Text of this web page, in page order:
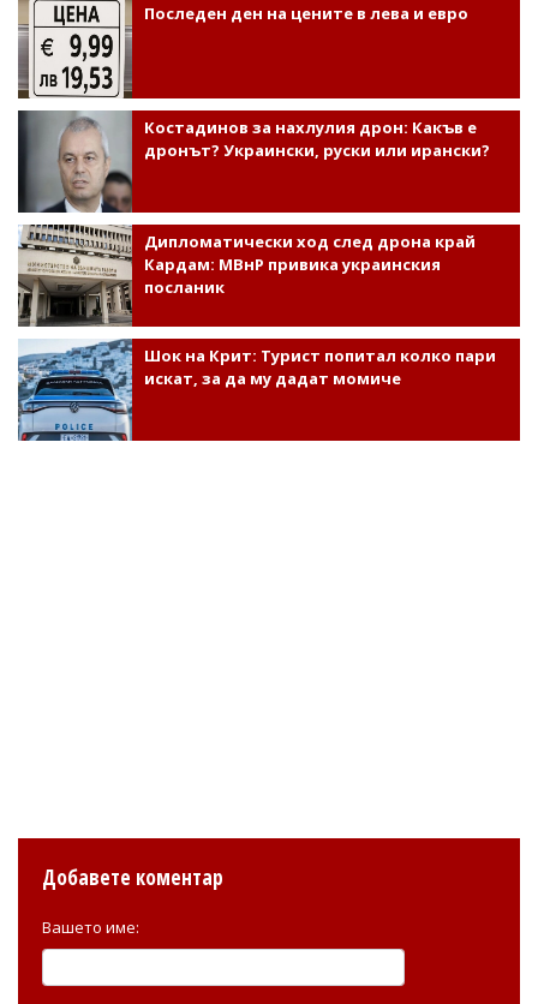
Последен ден на цените в лева и евро
Костадинов за нахлулия дрон: Какъв е
дронът? Украински, руски или ирански?
Дипломатически ход след дрона край
Кардам: МВнР привика украинския
посланик
Шок на Крит: Турист попитал колко пари
искат, за да му дадат момиче
Добавете коментар
Вашето име: